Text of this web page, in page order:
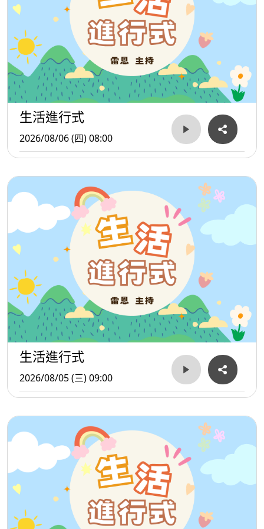
生活進行式
2026/08/06 (四) 08:00
生活進行式
2026/08/05 (三) 09:00